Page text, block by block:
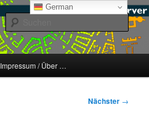
Impressum / Über …
Nächster →
German